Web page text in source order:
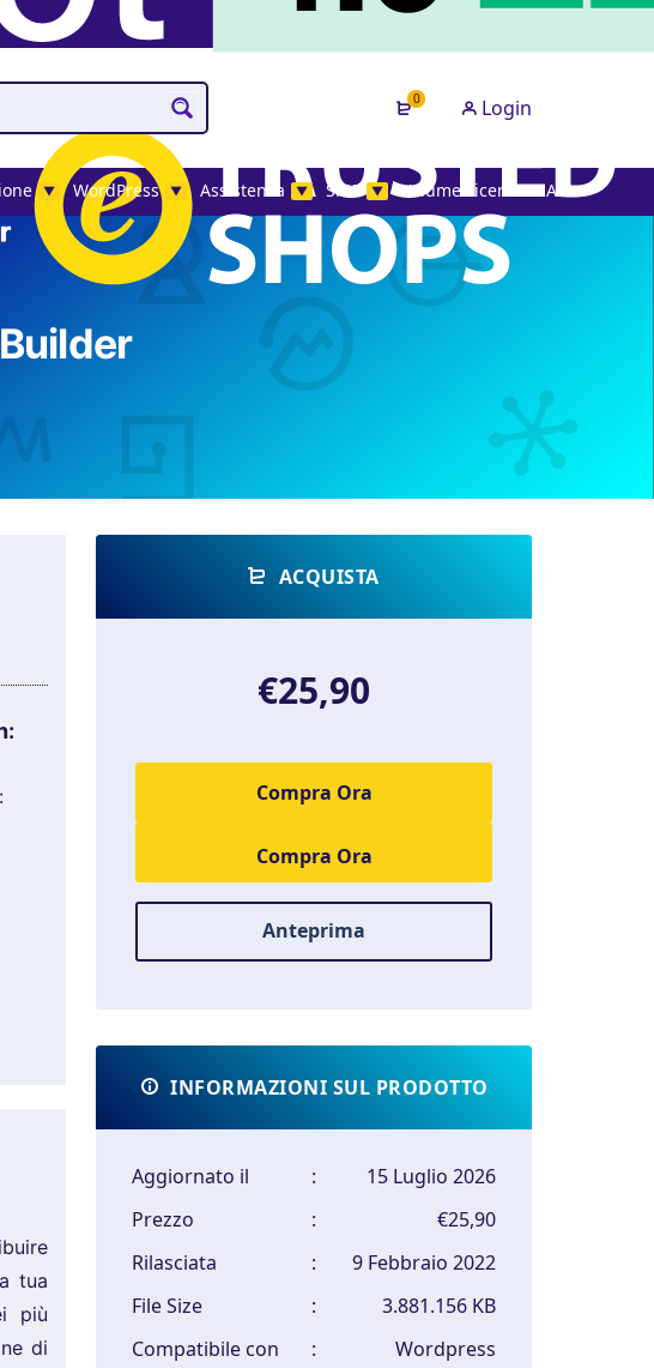
0 Login
▼ WordPress ▼ Assistenza ▼ SMS ▼ Volume License MAK
tua
più
di
ACQUISTA
€25,90
Compra Ora
Anteprima
INFORMAZIONI SUL PRODOTTO
Aggiornato il :
15 Luglio 2026
Prezzo
:
€25,90
Rilasciata
:
9 Febbraio 2022
File Size
:
3.881.156 KB
Compatibile con
:
Wordpress